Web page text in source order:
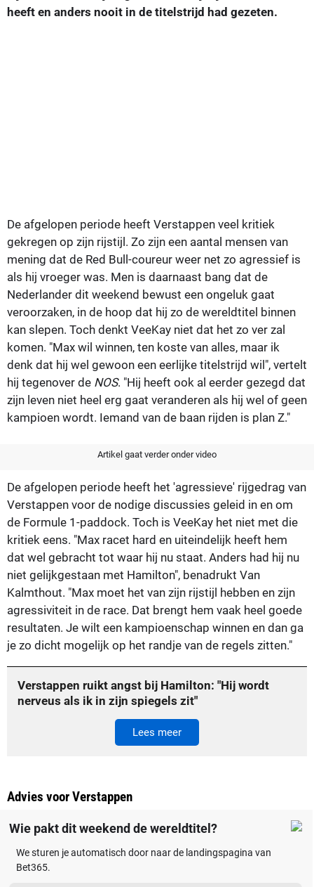
heeft en anders nooit in de titelstrijd had gezeten.
De afgelopen periode heeft Verstappen veel kritiek
gekregen op zijn rijstijl. Zo zijn een aantal mensen van
mening dat de Red Bull-coureur weer net zo agressief is
als hij vroeger was. Men is daarnaast bang dat de
Nederlander dit weekend bewust een ongeluk gaat
veroorzaken, in de hoop dat hij zo de wereldtitel binnen
kan slepen. Toch denkt VeeKay niet dat het zo ver zal
komen. "Max wil winnen, ten koste van alles, maar ik
denk dat hij wel gewoon een eerlijke titelstrijd wil", vertelt
hij tegenover de NOS. "Hij heeft ook al eerder gezegd dat
zijn leven niet heel erg gaat veranderen als hij wel of geen
kampioen wordt. Iemand van de baan rijden is plan Z."
Artikel gaat verder onder video
De afgelopen periode heeft het 'agressieve' rijgedrag van
Verstappen voor de nodige discussies geleid in en om
de Formule 1-paddock. Toch is VeeKay het niet met die
kritiek eens. "Max racet hard en uiteindelijk heeft hem
dat wel gebracht tot waar hij nu staat. Anders had hij nu
niet gelijkgestaan met Hamilton", benadrukt Van
Kalmthout. "Max moet het van zijn rijstijl hebben en zijn
agressiviteit in de race. Dat brengt hem vaak heel goede
resultaten. Je wilt een kampioenschap winnen en dan ga
je zo dicht mogelijk op het randje van de regels zitten."
Verstappen ruikt angst bij Hamilton: "Hij wordt
nerveus als ik in zijn spiegels zit"
Lees meer
Advies voor Verstappen
Wie pakt dit weekend de wereldtitel?
We sturen je automatisch door naar de landingspagina van
Bet365.